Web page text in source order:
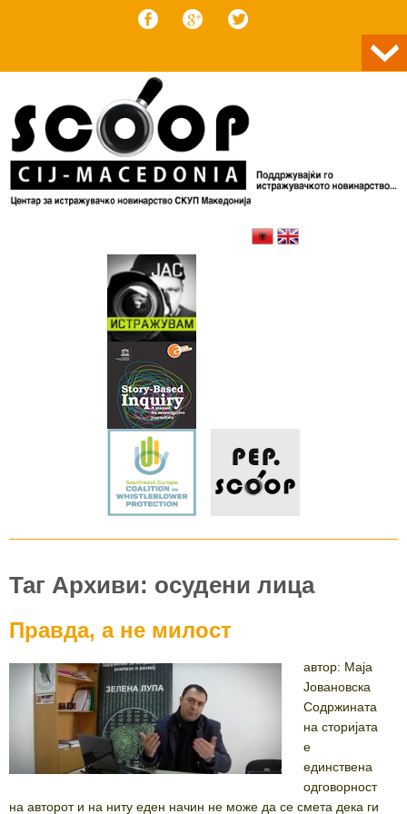
Таг Архиви: осудени лица
Правда, а не милост
автор: Маја
Јовановска
Содржината
на сторијата
е
единствена
одговорност
на авторот и на ниту еден начин не може да се смета дека ги